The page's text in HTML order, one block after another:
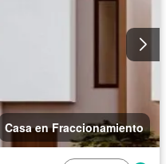
Sin amueblar
Casa en Fraccionamiento